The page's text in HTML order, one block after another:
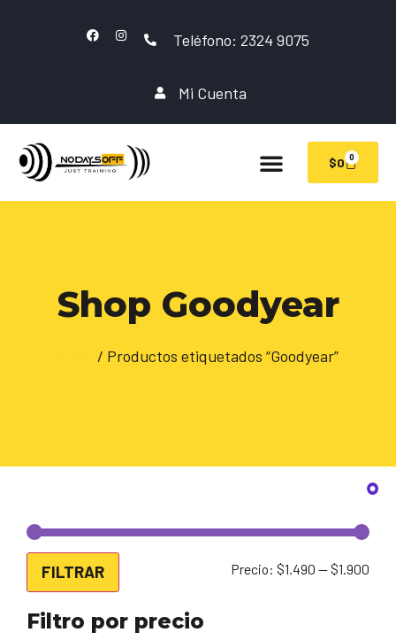
Teléfono: 2324 9075
Mi Cuenta
$0 0
Shop Goodyear
/ Productos etiquetados “Goodyear”
FILTRAR Precio: $1.490 —$1.900
Filtro por precio